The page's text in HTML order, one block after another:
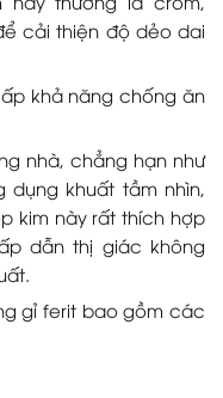
cải thiện độ dẻo dai
khả năng chống ăn
nhà, chẳng hạn như
khuất tầm nhìn,
kim này rất thích hợp
dẫn thị giác không
gỉ ferit bao gồm các